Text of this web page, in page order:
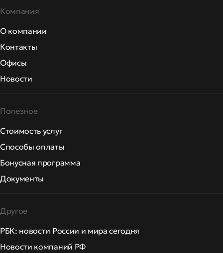
Компания
О компании
Контакты
Офисы
Новости
Полезное
Стоимость услуг
Способы оплаты
Бонусная программа
Документы
Другое
РБК: новости России и мира сегодня
Новости компаний РФ